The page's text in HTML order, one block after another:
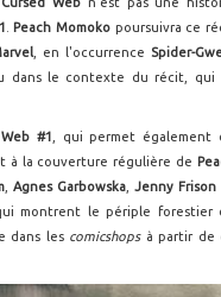
Peach Momoko poursuivra ce
, en l'occurrence Spider-
dans le contexte du récit, qui
#1
, qui permet également
à la couverture régulière de
Agnes Garbowska Jenny Frison
montrent le périple forestier
dans les comicshops à partir de